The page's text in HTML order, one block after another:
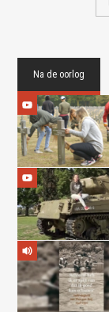
Na de oorlog